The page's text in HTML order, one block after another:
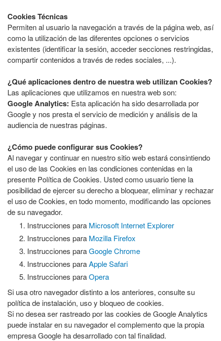
Cookies Técnicas
Permiten al usuario la navegación a través de la página web, así
como la utilización de las diferentes opciones o servicios
existentes (identificar la sesión, acceder secciones restringidas,
compartir contenidos a través de redes sociales, ...).
¿Qué aplicaciones dentro de nuestra web utilizan Cookies?
Las aplicaciones que utilizamos en nuestra web son:
Google Analytics: Esta aplicación ha sido desarrollada por
Google y nos presta el servicio de medición y análisis de la
audiencia de nuestras páginas.
¿Cómo puede configurar sus Cookies?
Al navegar y continuar en nuestro sitio web estará consintiendo
el uso de las Cookies en las condiciones contenidas en la
presente Política de Cookies. Usted como usuario tiene la
posibilidad de ejercer su derecho a bloquear, eliminar y rechazar
el uso de Cookies, en todo momento, modificando las opciones
de su navegador.
Instrucciones para Microsoft Internet Explorer
Instrucciones para Mozilla Firefox
Instrucciones paraGoogle Chrome
Instrucciones paraApple Safari
Instrucciones paraOpera
Si usa otro navegador distinto a los anteriores, consulte su
política de instalación, uso y bloqueo de cookies.
Si no desea ser rastreado por las cookies de Google Analytics
puede instalar en su navegador el complemento que la propia
empresa Google ha desarrollado con tal finalidad.